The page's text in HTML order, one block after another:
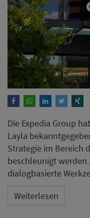
Die Expedia Group
Layla
Strategie im
beschleunigt werden.
dialogbasierte
Weiterlesen
Urlaub
Post? Für